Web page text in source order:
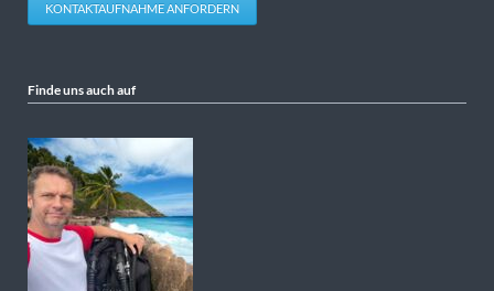
KONTAKTAUFNAHME ANFORDERN
Finde uns auch auf